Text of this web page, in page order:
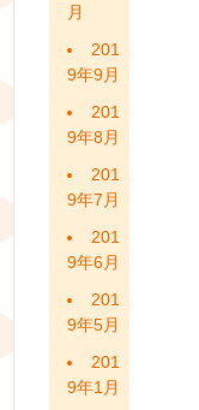
月
201
9年9月
201
9年8月
201
9年7月
201
9年6月
201
9年5月
201
9年1月